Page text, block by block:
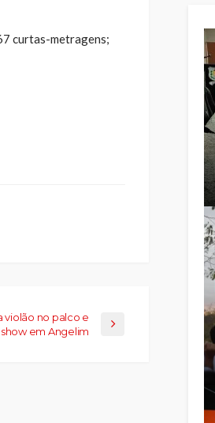
curtas-metragens;
violão no palco e
em Angelim